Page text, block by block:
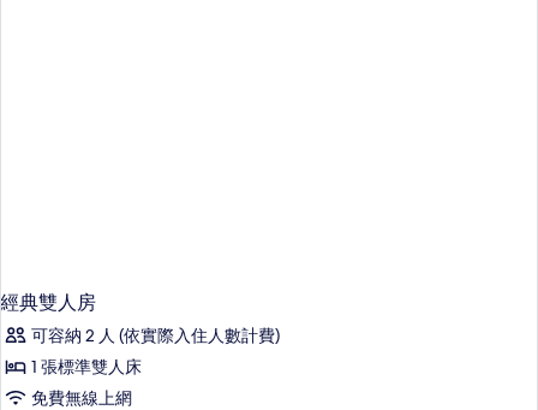
經典雙人房
可容納 2 人 (依實際入住人數計費)
1 張標準雙人床
免費無線上網